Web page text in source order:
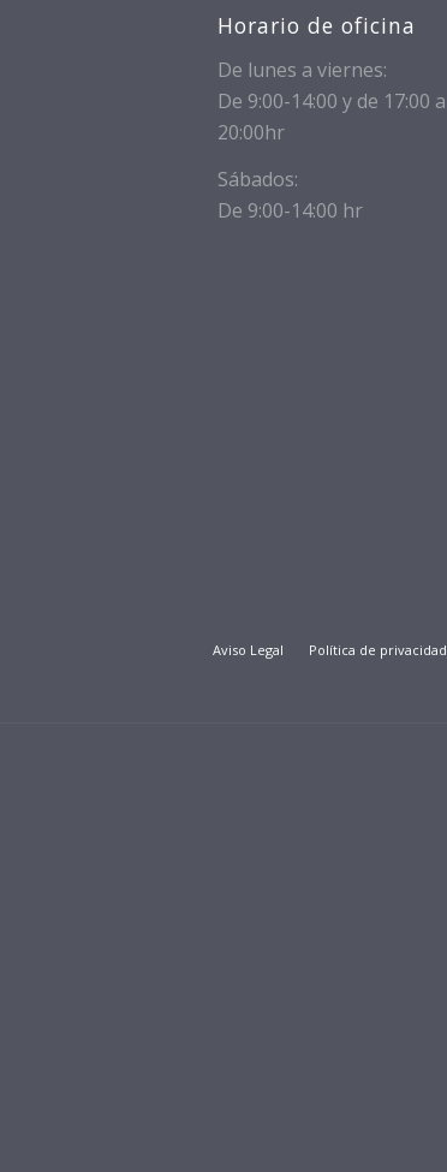
Horario de oficina
De lunes a viernes:
De 9:00-14:00 y de 17:00 a
20:00hr
Sábados:
De 9:00-14:00 hr
Aviso Legal Política de privacidad